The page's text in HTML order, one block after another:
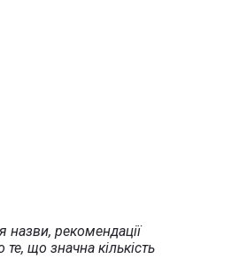
назви, рекомендації
що значна кількість